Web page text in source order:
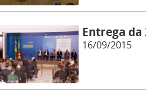
Entrega da
16/09/2015